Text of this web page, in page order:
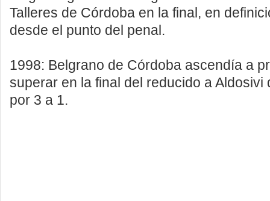
Talleres de Córdoba en la final, en
desde el punto del penal.
1998: Belgrano de Córdoba ascendía a
superar en la final del reducido a Aldosivi
por 3 a 1.